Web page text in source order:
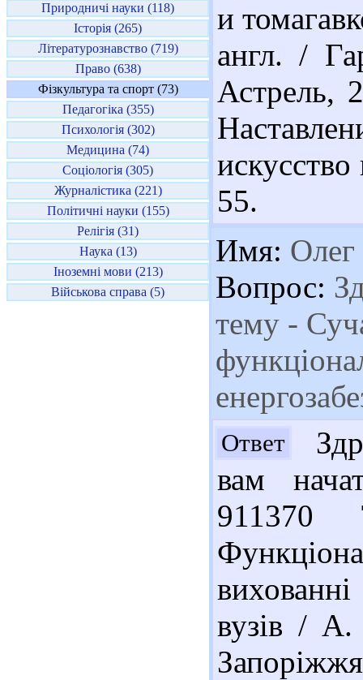
Природничі науки (118)
Історія (265)
Літературознавство (719)
Право (638)
Фізкультура та спорт (73)
Педагогіка (355)
Психологія (302)
Медицина (74)
Соціологія (305)
Журналістика (221)
Політичні науки (155)
Релігія (31)
Наука (13)
Іноземні мови (213)
Військова справа (5)
и
англ. /
Астрель,
55.
Имя: Олег
Вопрос:
тему -
Ответ
вам
911370
вузів /